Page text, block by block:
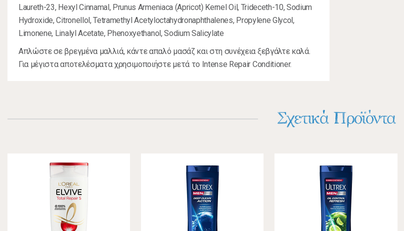
Laureth-23, Hexyl Cinnamal, Prunus Armeniaca (Apricot) Kernel Oil, Trideceth-10, Sodium
Hydroxide, Citronellol, Tetramethyl Acetyloctahydronaphthalenes, Propylene Glycol,
Limonene, Linalyl Acetate, Phenoxyethanol, Sodium Salicylate
Απλώστε σε βρεγμένα μαλλιά, κάντε απαλό μασάζ και στη συνέχεια ξεβγάλτε καλά.
Για μέγιστα αποτελέσματα χρησιμοποιήστε μετά το Intense Repair Conditioner.
Σχετικά Προϊόντα